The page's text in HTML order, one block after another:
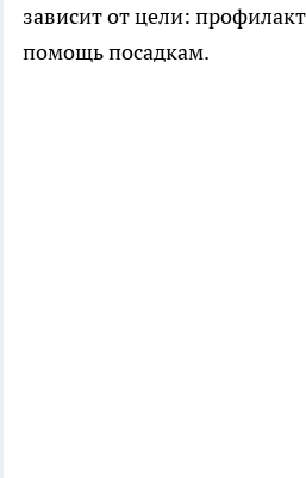
зависит от цели:
помощь посадкам.